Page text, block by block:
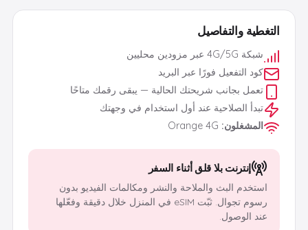
التغطية والتفاصيل
شبكة 4G/5G عبر مزودين محليين
كود التفعيل فورًا عبر البريد
تعمل بجانب شريحتك الحالية — يبقى رقمك متاحًا
تبدأ الصلاحية عند أول استخدام في وجهتك
المشغلون:
Orange 4G
إنترنت بلا قلق أثناء السفر
استخدم البث والملاحة والنشر ومكالمات الفيديو بدون
رسوم تجوال. ثبّت eSIM في المنزل خلال دقيقة وفعّلها
عند الوصول.